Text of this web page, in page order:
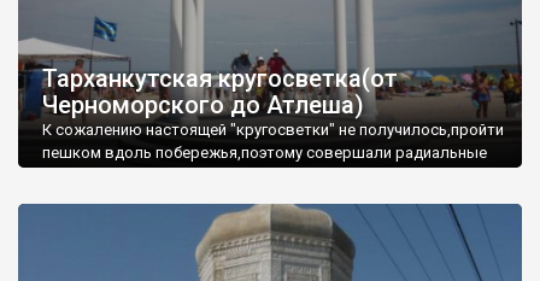
Тарханкутская кругосветка(от
Черноморского до Атлеша)
К сожалению настоящей "кругосветки" не получилось,пройти
пешком вдоль побережья,поэтому совершали радиальные